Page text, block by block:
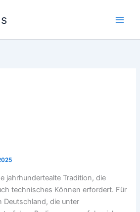
jahrhundertealte Tradition, die
technisches Können erfordert. Für
Deutschland, die unter